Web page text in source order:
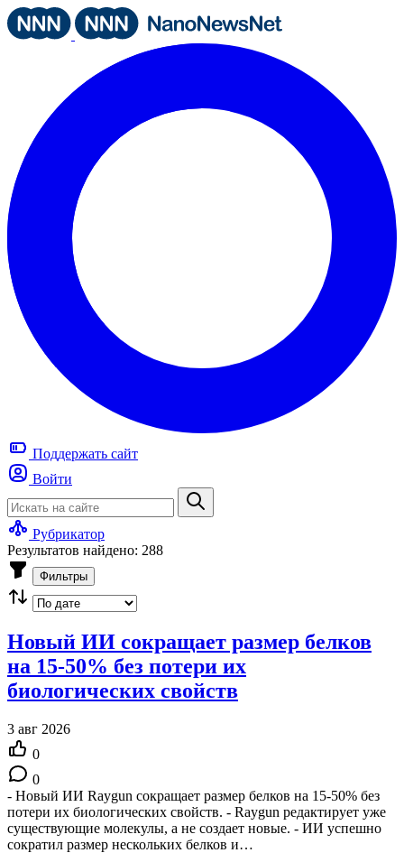
Поддержать сайт
Войти
Рубрикатор
Результатов найдено: 288
Фильтры
Новый ИИ сокращает размер белков
на 15-50% без потери их
биологических свойств
3 авг 2026
0
0
- Новый ИИ Raygun сокращает размер белков на 15-50% без
потери их биологических свойств. - Raygun редактирует уже
существующие молекулы, а не создает новые. - ИИ успешно
сократил размер нескольких белков и…